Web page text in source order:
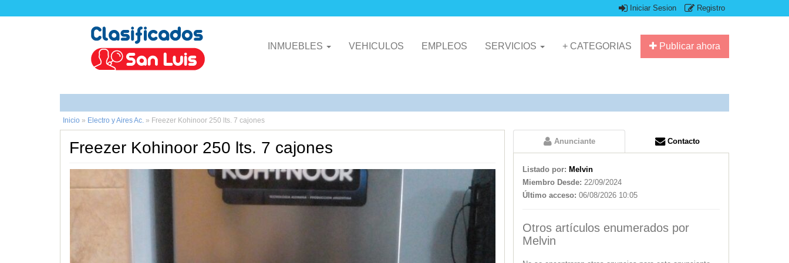
Iniciar Sesion Registro
Publicar ahora
INMUEBLES VEHICULOS EMPLEOS SERVICIOS + CATEGORIAS
Inicio » Electro y Aires Ac. » Freezer Kohinoor 250 lts. 7 cajones
Freezer Kohinoor 250 lts. 7 cajones Anunciante Contacto
Listado por: Melvin
Miembro Desde: 22/09/2024
Último acceso: 06/08/2026 10:05
Otros artículos enumerados por
Melvin